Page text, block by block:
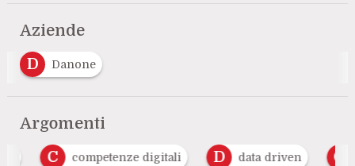
Aziende
D
Danone
Argomenti
competenze digitali data driven